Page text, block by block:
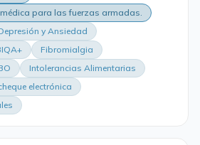
médica para las fuerzas armadas.
y Ansiedad
Fibromialgia
Intolerancias Alimentarias
electrónica